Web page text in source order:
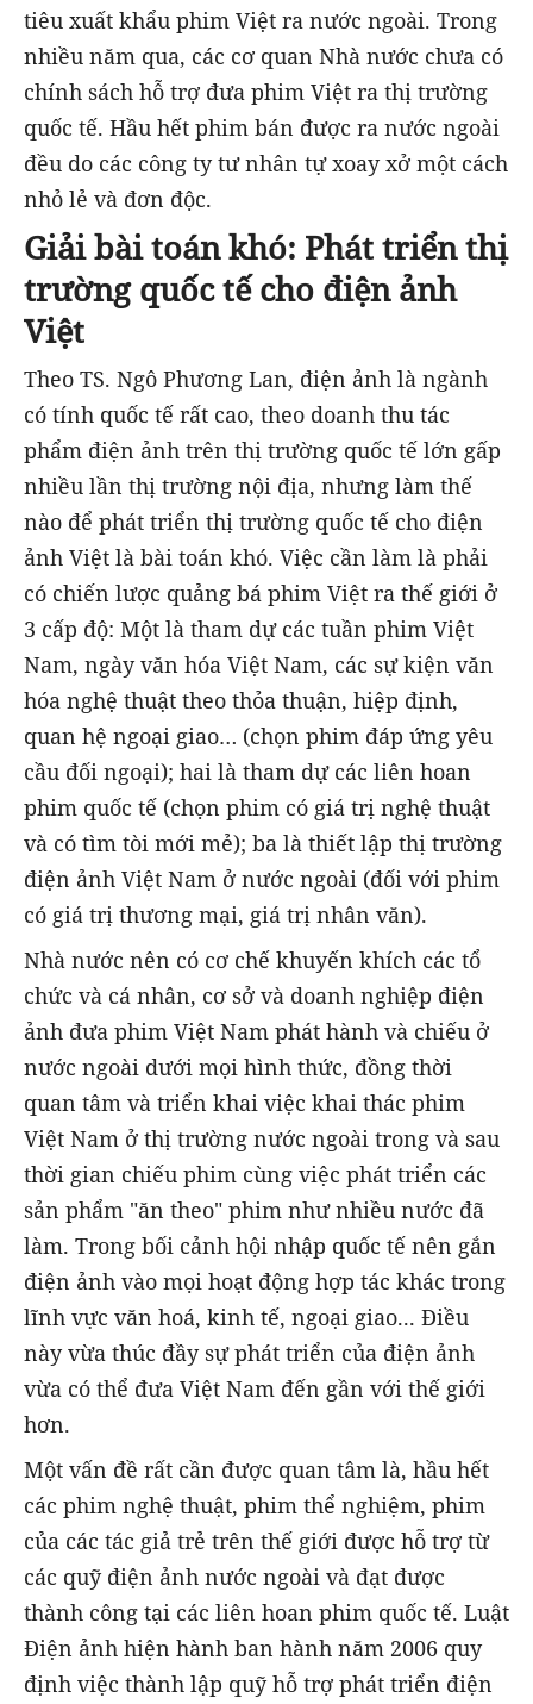
tiêu xuất khẩu phim Việt ra nước ngoài. Trong
nhiều năm qua, các cơ quan Nhà nước chưa có
chính sách hỗ trợ đưa phim Việt ra thị trường
quốc tế. Hầu hết phim bán được ra nước ngoài
đều do các công ty tư nhân tự xoay xở một cách
nhỏ lẻ và đơn độc.
Giải bài toán khó: Phát triển thị
trường quốc tế cho điện ảnh
Việt
Theo TS. Ngô Phương Lan, điện ảnh là ngành
có tính quốc tế rất cao, theo doanh thu tác
phẩm điện ảnh trên thị trường quốc tế lớn gấp
nhiều lần thị trường nội địa, nhưng làm thế
nào để phát triển thị trường quốc tế cho điện
ảnh Việt là bài toán khó. Việc cần làm là phải
có chiến lược quảng bá phim Việt ra thế giới ở
3 cấp độ: Một là tham dự các tuần phim Việt
Nam, ngày văn hóa Việt Nam, các sự kiện văn
hóa nghệ thuật theo thỏa thuận, hiệp định,
quan hệ ngoại giao… (chọn phim đáp ứng yêu
cầu đối ngoại); hai là tham dự các liên hoan
phim quốc tế (chọn phim có giá trị nghệ thuật
và có tìm tòi mới mẻ); ba là thiết lập thị trường
điện ảnh Việt Nam ở nước ngoài (đối với phim
có giá trị thương mại, giá trị nhân văn).
Nhà nước nên có cơ chế khuyến khích các tổ
chức và cá nhân, cơ sở và doanh nghiệp điện
ảnh đưa phim Việt Nam phát hành và chiếu ở
nước ngoài dưới mọi hình thức, đồng thời
quan tâm và triển khai việc khai thác phim
Việt Nam ở thị trường nước ngoài trong và sau
thời gian chiếu phim cùng việc phát triển các
sản phẩm "ăn theo" phim như nhiều nước đã
làm. Trong bối cảnh hội nhập quốc tế nên gắn
điện ảnh vào mọi hoạt động hợp tác khác trong
lĩnh vực văn hoá, kinh tế, ngoại giao... Điều
này vừa thúc đầy sự phát triển của điện ảnh
vừa có thể đưa Việt Nam đến gần với thế giới
hơn.
Một vấn đề rất cần được quan tâm là, hầu hết
các phim nghệ thuật, phim thể nghiệm, phim
của các tác giả trẻ trên thế giới được hỗ trợ từ
các quỹ điện ảnh nước ngoài và đạt được
thành công tại các liên hoan phim quốc tế. Luật
Điện ảnh hiện hành ban hành năm 2006 quy
định việc thành lập quỹ hỗ trợ phát triển điện